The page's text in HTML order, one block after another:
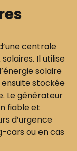
centrale
Il utilise
solaire
stockée
Le générateur
fiable et
d’urgence
cars ou en cas